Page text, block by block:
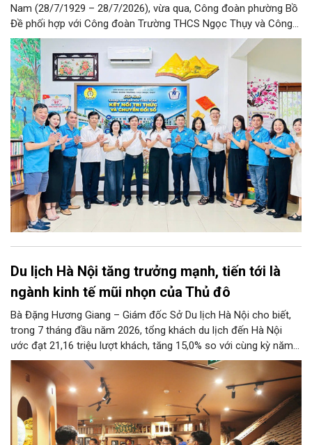
Nam (28/7/1929 – 28/7/2026), vừa qua, Công đoàn phường Bồ
Đề phối hợp với Công đoàn Trường THCS Ngọc Thụy và Công
đoàn Trường Tiểu học Ái Mộ B tổ chức Lễ ra mắt Mô hình
“Không gian văn hóa công đoàn”.
Du lịch Hà Nội tăng trưởng mạnh, tiến tới là
ngành kinh tế mũi nhọn của Thủ đô
Bà Đặng Hương Giang – Giám đốc Sở Du lịch Hà Nội cho biết,
trong 7 tháng đầu năm 2026, tổng khách du lịch đến Hà Nội
ước đạt 21,16 triệu lượt khách, tăng 15,0% so với cùng kỳ năm
2025. Tổng thu từ khách du lịch ước đạt 86,47 nghìn tỷ đồng,
tăng 17,9% so với cùng kỳ năm trước.